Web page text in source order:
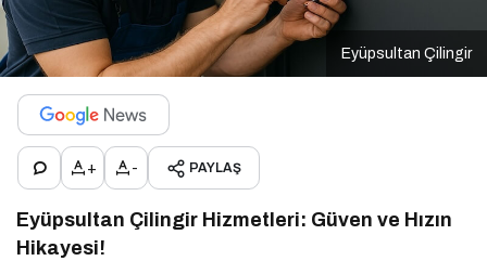
Eyüpsultan Çilingir
+ - PAYLAŞ
Eyüpsultan Çilingir Hizmetleri: Güven ve Hızın
Hikayesi!